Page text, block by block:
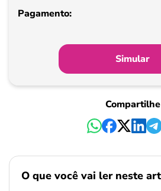
Pagamento
Simular
Compartilhe
O que você vai ler neste